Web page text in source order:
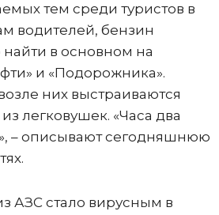
тем среди туристов в
водителей, бензин
в основном на
и «Подорожника».
них выстраиваются
легковушек. «Часа два
– описывают сегодняшнюю
АЗС стало вирусным в